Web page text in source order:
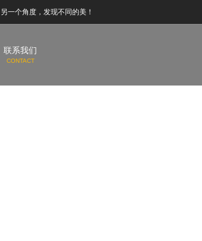
一个角度，发现不同的美！
联系我们
CONTACT